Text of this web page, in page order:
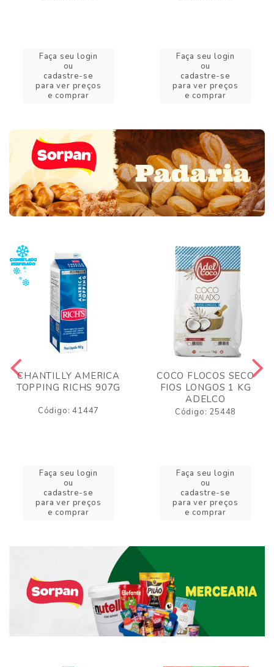
Faça seu login
ou
cadastre-se
para ver preços
e comprar
Faça seu login
ou
cadastre-se
para ver preços
e comprar
CHANTILLY AMERICA
TOPPING RICHS 907G
Código: 41447
Faça seu login
ou
cadastre-se
para ver preços
e comprar
COCO FLOCOS SECO
FIOS LONGOS 1 KG
ADELCO
Código: 25448
Faça seu login
ou
cadastre-se
para ver preços
e comprar